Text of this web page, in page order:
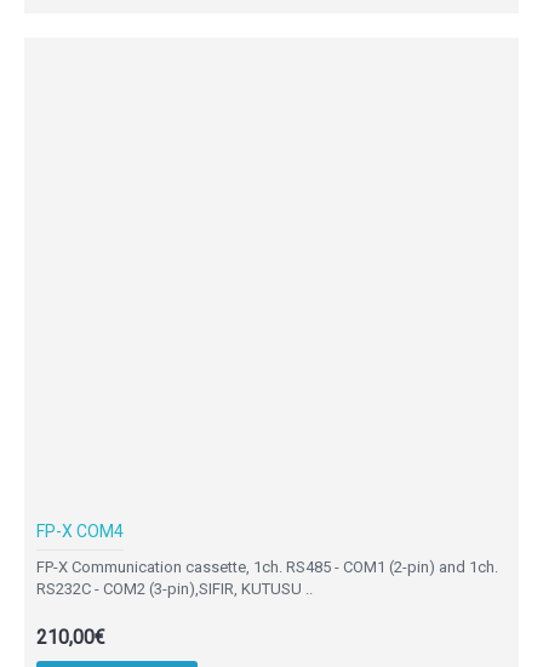
FP-X COM4
FP-X Communication cassette, 1ch. RS485 - COM1 (2-pin) and 1ch.
RS232C - COM2 (3-pin),SIFIR, KUTUSU ..
210,00€